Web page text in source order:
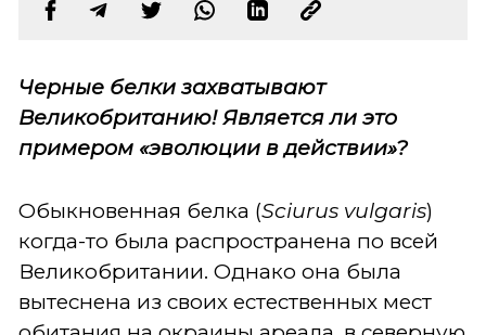
Черные белки захватывают
Великобританию! Является ли это
примером «эволюции в действии»?
Обыкновенная белка (Sciurus vulgaris)
когда-то была распространена по всей
Великобритании. Однако она была
вытеснена из своих естественных мест